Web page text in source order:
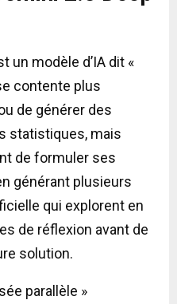
un modèle d’IA dit «
contente plus
de générer des
statistiques, mais
de formuler ses
générant plusieurs
qui explorent en
de réflexion avant de
solution.
parallèle »